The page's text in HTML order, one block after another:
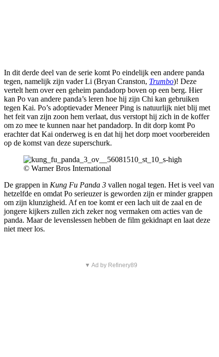
In dit derde deel van de serie komt Po eindelijk een andere panda
tegen, namelijk zijn vader Li (Bryan Cranston, Trumbo)! Deze
vertelt hem over een geheim pandadorp boven op een berg. Hier
kan Po van andere panda’s leren hoe hij zijn Chi kan gebruiken
tegen Kai. Po’s adoptievader Meneer Ping is natuurlijk niet blij met
het feit van zijn zoon hem verlaat, dus verstopt hij zich in de koffer
om zo mee te kunnen naar het pandadorp. In dit dorp komt Po
erachter dat Kai onderweg is en dat hij het dorp moet voorbereiden
op de komst van deze superschurk.
© Warner Bros International
De grappen in Kung Fu Panda 3 vallen nogal tegen. Het is veel van
hetzelfde en omdat Po serieuzer is geworden zijn er minder grappen
om zijn klunzigheid. Af en toe komt er een lach uit de zaal en de
jongere kijkers zullen zich zeker nog vermaken om acties van de
panda. Maar de levenslessen hebben de film gekidnapt en laat deze
niet meer los.
▼ Ad by Refinery89